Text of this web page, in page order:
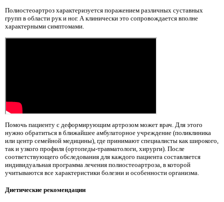
Полиостеоартроз характеризуется поражением различных суставных
групп в области рук и ног. А клинически это сопровождается вполне
характерными симптомами.
Помочь пациенту с деформирующим артрозом может врач. Для этого
нужно обратиться в ближайшее амбулаторное учреждение (поликлиника
или центр семейной медицины), где принимают специалисты как широкого,
так и узкого профиля (ортопеды-травматологи, хирурги). После
соответствующего обследования для каждого пациента составляется
индивидуальная программа лечения полиостеоартроза, в которой
учитываются все характеристики болезни и особенности организма.
Диетические рекомендации